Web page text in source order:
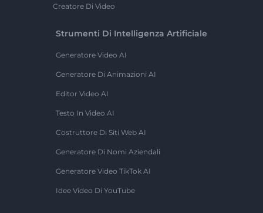
Creatore Di Video
Strumenti Di Intelligenza Artificiale
Generatore Video AI
Generatore Di Animazioni AI
Editor Video AI
Testo In Video AI
Costruttore Di Siti Web AI
Generatore Di Nomi Aziendali
Generatore Video TikTok AI
Idee Video Di YouTube